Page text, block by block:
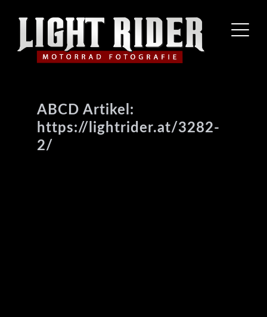
ABCD Artikel:
https://lightrider.at/3282-
2/